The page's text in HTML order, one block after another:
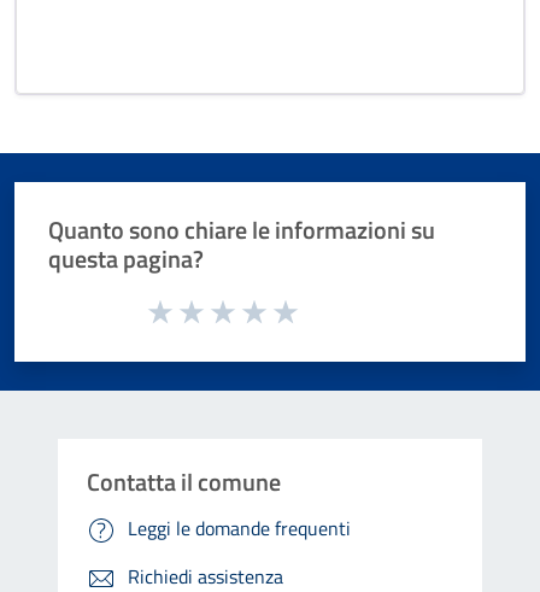
Quanto sono chiare le informazioni su
questa pagina?
Valuta da 1 a 5 stelle la pagina
Contatta il comune
Leggi le domande frequenti
Richiedi assistenza